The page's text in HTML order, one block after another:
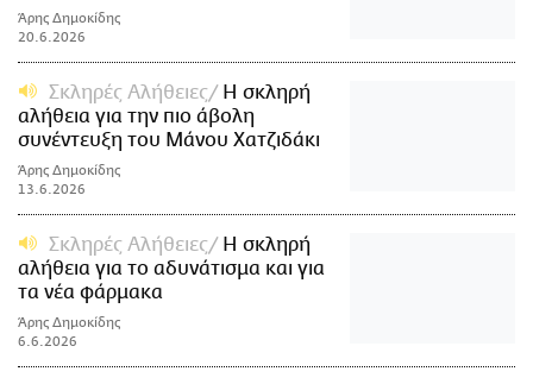
Άρης Δημοκίδης
20.6.2026
Σκληρές Αλήθειες
Η σκληρή
αλήθεια για την πιο άβολη
συνέντευξη του Μάνου Χατζιδάκι
Άρης Δημοκίδης
13.6.2026
Σκληρές Αλήθειες
Η σκληρή
αλήθεια για το αδυνάτισμα και για
τα νέα φάρμακα
Άρης Δημοκίδης
6.6.2026